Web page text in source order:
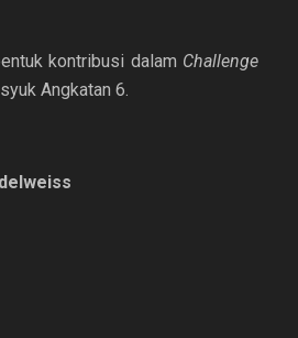
kontribusi dalam Challenge
Angkatan 6.